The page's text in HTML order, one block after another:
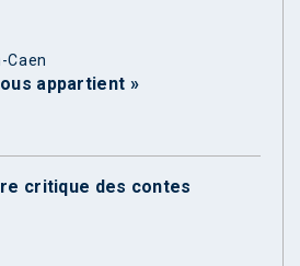
Caen
appartient »
critique des contes